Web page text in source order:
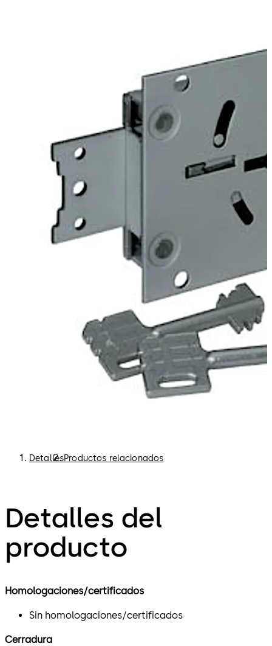
La cerradura 74043 Centurio es similar a la cerradura
74041 Centurio A que figura en la lista, pero ofrece
opciones adicionales que no incluyen certificación. Por
ejemplo, existen versiones de llave única o sin retención
DetallesProductos relacionados
Detalles del
producto
Homologaciones/certificados
Sin homologaciones/certificados
Cerradura